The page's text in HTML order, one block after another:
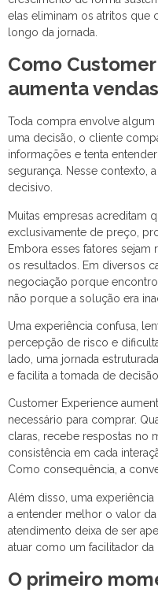
elas eliminam os atritos que
longo da jornada.
Como
aumenta vendas
Toda compra envolve
uma decisão, o cliente
informações e tenta
segurança. Nesse contexto,
decisivo.
Muitas empresas acreditam
exclusivamente de preço,
Embora esses fatores
os resultados. Em diversos
negociação porque
não porque a solução era
Uma experiência confusa,
percepção de risco e
lado, uma jornada
e facilita a tomada de decisão.
Customer Experience
necessário para comprar.
claras, recebe respostas no
consistência em cada
Como consequência, a
Além disso, uma
a entender melhor o valor
atendimento deixa de ser
atuar como um facilitador da
O primeiro